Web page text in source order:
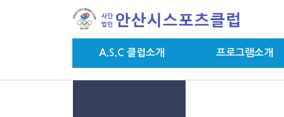
A.S.C 클럽소개 프로그램소개